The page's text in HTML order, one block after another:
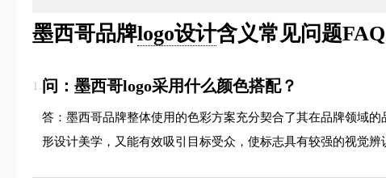
墨西哥品牌logo设计含义常见问题FAQ
1.问：墨西哥logo采用什么颜色搭配？
答：墨西哥品牌整体使用的色彩方案充分契合了其在品牌领域
形设计美学，又能有效吸引目标受众，使标志具有较强的视觉辨